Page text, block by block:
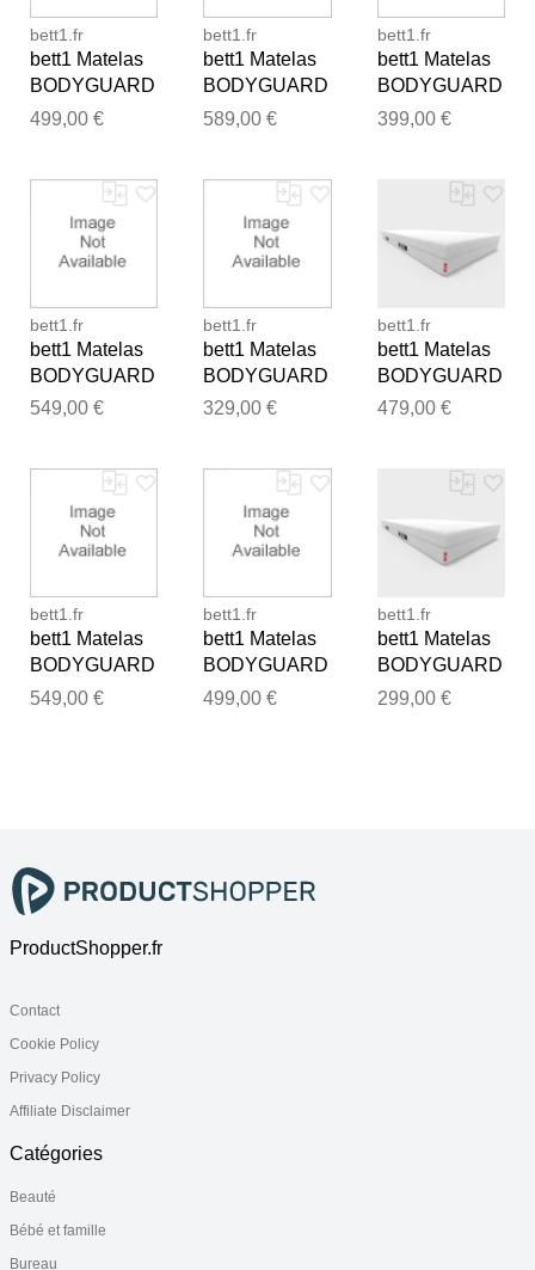
bett1.fr
bett1 Matelas
BODYGUARD
®, fermeté
499,00 €
bett1.fr
bett1 Matelas
BODYGUARD
®, fermeté
589,00 €
bett1.fr
bett1 Matelas
BODYGUARD
®, fermeté
399,00 €
bett1.fr
bett1 Matelas
BODYGUARD
®, fermeté
549,00 €
bett1.fr
bett1 Matelas
BODYGUARD
®, fermeté
329,00 €
bett1.fr
bett1 Matelas
BODYGUARD
®, fermeté
479,00 €
bett1.fr
bett1 Matelas
BODYGUARD
®, fermeté
549,00 €
bett1.fr
bett1 Matelas
BODYGUARD
®, fermeté
499,00 €
bett1.fr
bett1 Matelas
BODYGUARD
®, fermeté
299,00 €
Merci pour votre avis
Notre équipe va maintenant
examiner vos commentaires
ProductShopper.fr
Contact
Cookie Policy
Privacy Policy
Affiliate Disclaimer
Catégories
Beauté
Bébé et famille
Bureau